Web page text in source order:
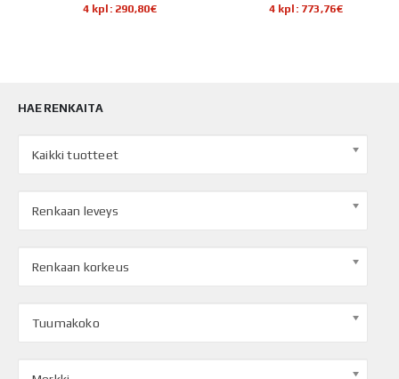
4 kpl: 290,80€ 4 kpl: 773,76€
HAE RENKAITA
Kaikki tuotteet
Renkaan leveys
Renkaan korkeus
Tuumakoko